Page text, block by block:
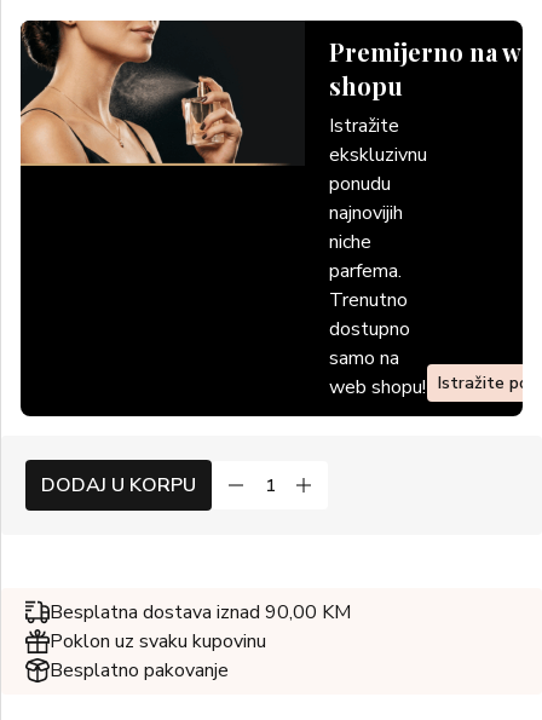
Premijerno na
shopu
Istražite
ekskluzivnu
ponudu
najnovijih
niche
parfema.
Trenutno
dostupno
samo na
web shopu! Istražite
DODAJ U KORPU
Besplatna dostava iznad 90,00 KM
Poklon uz svaku kupovinu
Besplatno pakovanje